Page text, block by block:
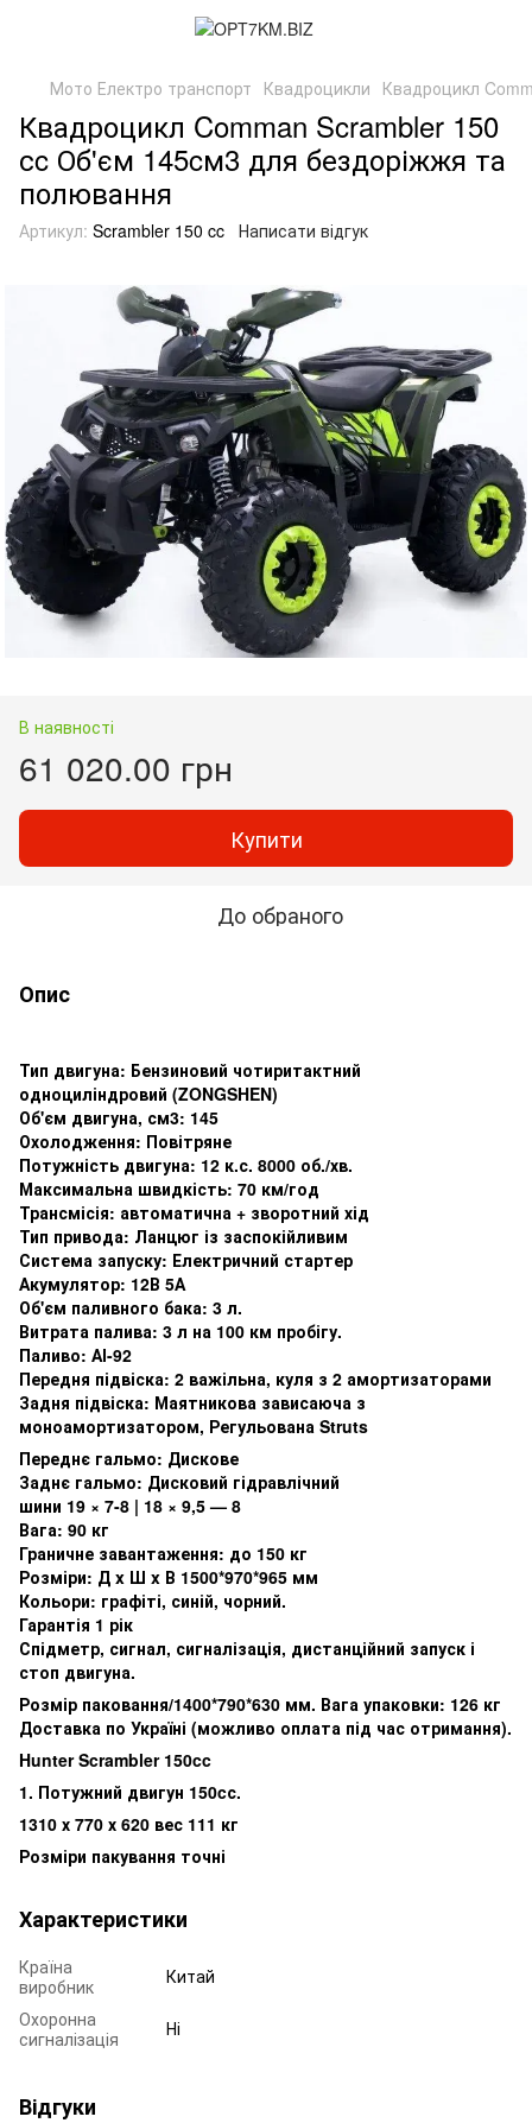
Мото Електро транспорт Квадроцикли Квадроцикл
Квадроцикл Comman Scrambler 150
сc Об'єм 145cм3 для бездоріжжя та
полювання
Артикул: Scrambler 150 cc Написати відгук
В наявності
61 020.00 грн
Купити
До обраного
Опис
Тип двигуна: Бензиновий чотиритактний
одноциліндровий (ZONGSHEN)
Об'єм двигуна, см3: 145
Охолодження: Повітряне
Потужність двигуна: 12 к.с. 8000 об./хв.
Максимальна швидкість: 70 км/год
Трансмісія: автоматична + зворотний хід
Тип привода: Ланцюг із заспокійливим
Система запуску: Електричний стартер
Акумулятор: 12В 5А
Об'єм паливного бака: 3 л.
Витрата палива: 3 л на 100 км пробігу.
Паливо: АІ-92
Передня підвіска: 2 важільна, куля з 2 амортизаторами
Задня підвіска: Маятникова зависаюча з
моноамортизатором, Регульована Struts
Переднє гальмо: Дискове
Заднє гальмо: Дисковий гідравлічний
шини 19 × 7-8 | 18 × 9,5 — 8
Вага: 90 кг
Граничне завантаження: до 150 кг
Розміри: Д x Ш x В 1500*970*965 мм
Кольори: графіті, синій, чорний.
Гарантія 1 рік
Спідметр, сигнал, сигналізація, дистанційний запуск і
стоп двигуна.
Розмір паковання/1400*790*630 мм. Вага упаковки: 126 кг
Доставка по Україні (можливо оплата під час отримання).
Hunter Scrambler 150cc
1. Потужний двигун 150cс.
1310 х 770 х 620 вес 111 кг
Розміри пакування точні
Характеристики
Країна
виробник
Китай
Охоронна
сигналізація
Ні
Відгуки